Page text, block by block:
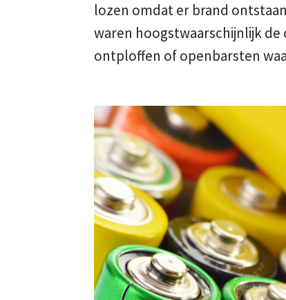
lozen omdat er brand
waren hoogstwaarschijnlijk
ontploffen of openbarsten